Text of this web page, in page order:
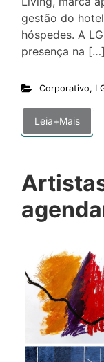
gestão do
hóspedes. A
presença na […]
Corporativo,
Leia+Mais